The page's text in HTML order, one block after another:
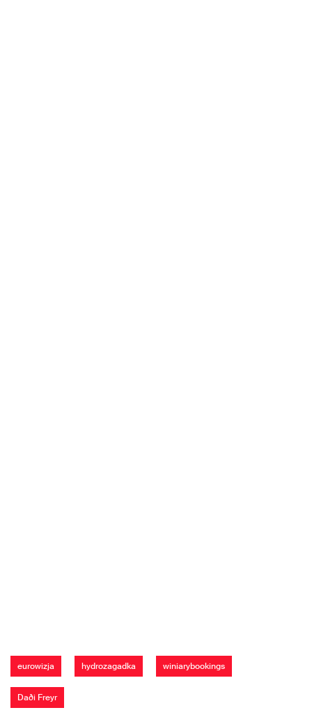
eurowizja hydrozagadka winiarybookings
Daði Freyr